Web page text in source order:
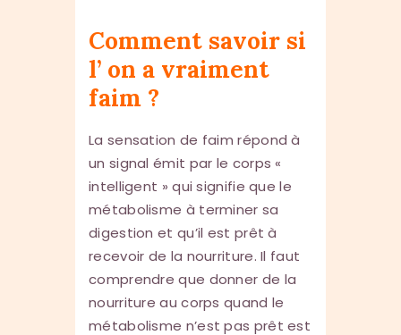
Comment savoir si
l’ on a vraiment
faim ?
La sensation de faim répond à
un signal émit par le corps «
intelligent » qui signifie que le
métabolisme à terminer sa
digestion et qu’il est prêt à
recevoir de la nourriture. Il faut
comprendre que donner de la
nourriture au corps quand le
métabolisme n’est pas prêt est